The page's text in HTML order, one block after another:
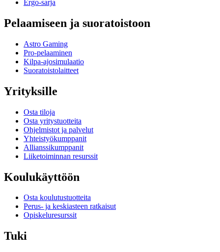
Ergo-sarja
Pelaamiseen ja suoratoistoon
Astro Gaming
Pro-pelaaminen
Kilpa-ajosimulaatio
Suoratoistolaitteet
Yrityksille
Osta tiloja
Osta yritystuotteita
Ohjelmistot ja palvelut
Yhteistyökumppanit
Allianssikumppanit
Liiketoiminnan resurssit
Koulukäyttöön
Osta koulutustuotteita
Perus- ja keskiasteen ratkaisut
Opiskeluresurssit
Tuki